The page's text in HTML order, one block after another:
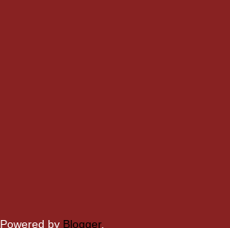
Powered by Blogger.